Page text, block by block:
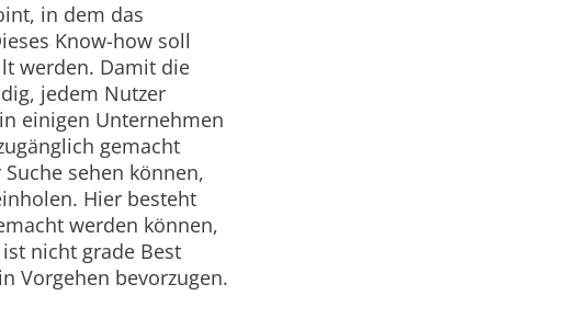
in dem das
Know-how soll
werden. Damit die
jedem Nutzer
einigen Unternehmen
gemacht
sehen können,
Hier besteht
werden können,
nicht grade Best
Vorgehen bevorzugen.